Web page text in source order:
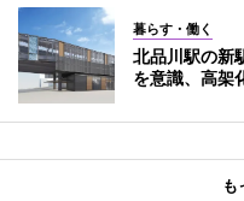
暮らす・働く
北品川駅の新
を意識、高架
も